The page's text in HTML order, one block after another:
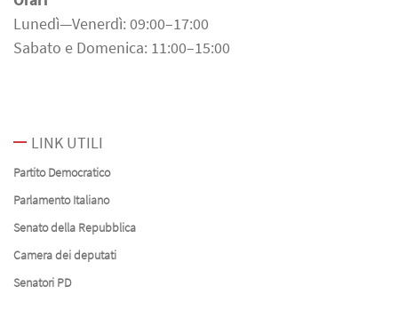
Lunedì—Venerdì: 09:00–17:00
Sabato e Domenica: 11:00–15:00
LINK UTILI
Partito Democratico
Parlamento Italiano
Senato della Repubblica
Camera dei deputati
Senatori PD